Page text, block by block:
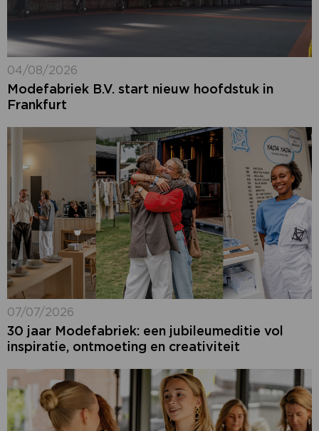
04/08/2026
Modefabriek B.V. start nieuw hoofdstuk in
Frankfurt
07/07/2026
30 jaar Modefabriek: een jubileumeditie vol
inspiratie, ontmoeting en creativiteit